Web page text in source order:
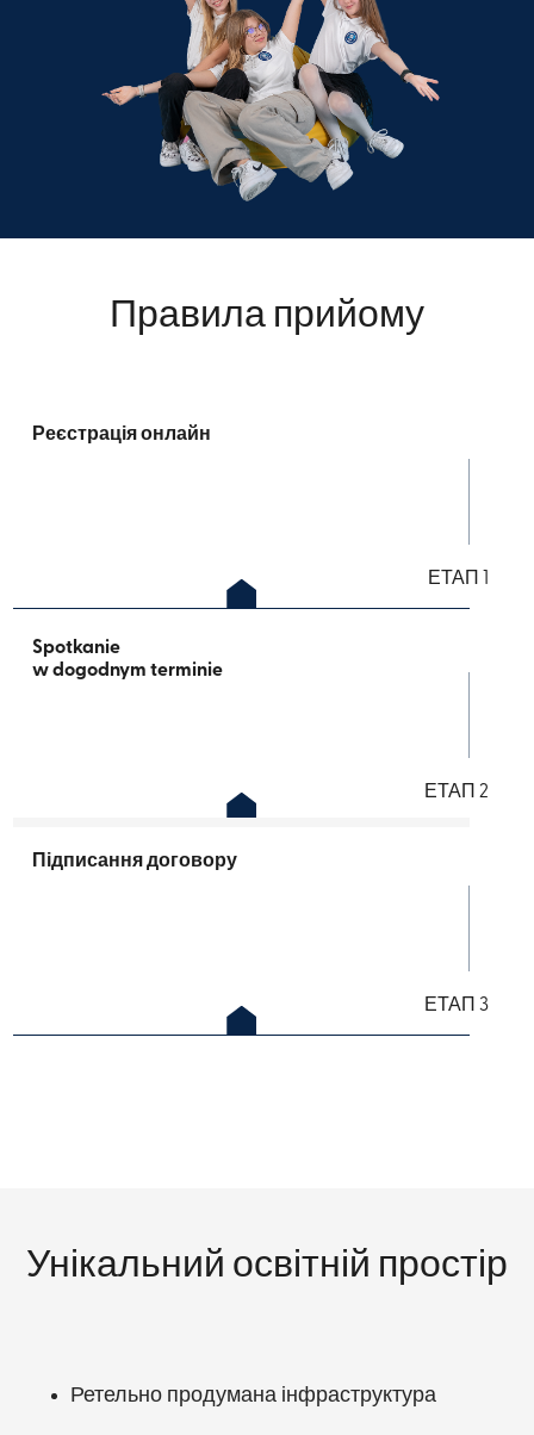
Правила прийому
Реєстрація онлайн
ЕТАП 1
Spotkanie ​
w dogodnym terminie
ЕТАП 2
Підписання договору
ЕТАП 3
Унікальний освітній простір
Ретельно продумана інфраструктура